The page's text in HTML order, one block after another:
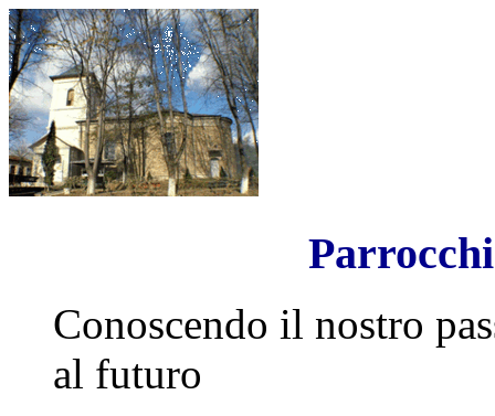
Conoscendo il nostro
al futuro